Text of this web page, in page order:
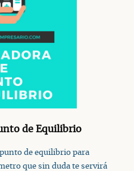
de Equilibrio
de equilibrio para
que sin duda te servirá